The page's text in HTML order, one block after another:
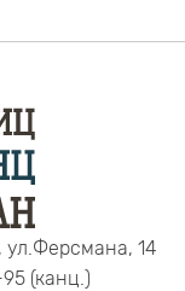
ул.Ферсмана, 14
(канц.)